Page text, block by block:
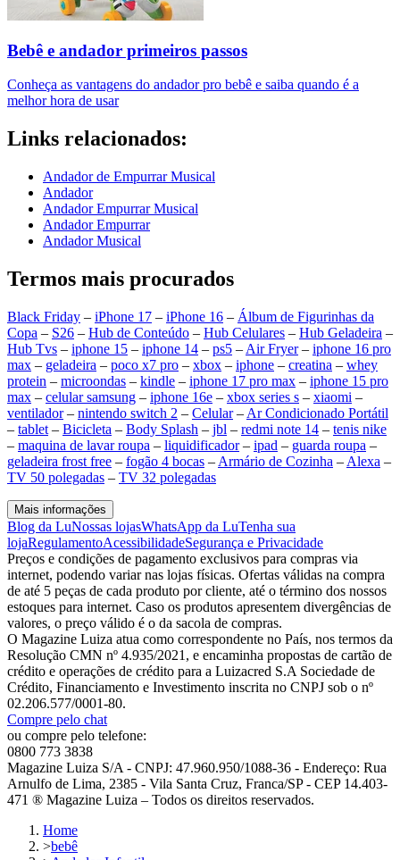
Bebê e andador primeiros passos
Conheça as vantagens do andador pro bebê e saiba quando é a
melhor hora de usar
Links relacionados:
Andador de Empurrar Musical
Andador
Andador Empurrar Musical
Andador Empurrar
Andador Musical
Termos mais procurados
Black Friday – iPhone 17 – iPhone 16 – Álbum de Figurinhas da
Copa – S26 – Hub de Conteúdo – Hub Celulares – Hub Geladeira –
Hub Tvs – iphone 15 – iphone 14 – ps5 – Air Fryer– iphone 16 pro
max – geladeira – poco x7 pro – xbox – iphone – creatina – whey
protein – microondas – kindle – iphone 17 pro max – iphone 15 pro
max – celular samsung – iphone 16e – xbox series s – xiaomi –
ventilador– nintendo switch 2 – Celular– Ar Condicionado Portátil
– tablet – Bicicleta – Body Splash – jbl – redmi note 14 – tenis nike
– maquina de lavar roupa – liquidificador– ipad – guarda roupa –
geladeira frost free – fogão 4 bocas – Armário de Cozinha – Alexa –
TV 50 polegadas – TV 32 polegadas
Mais informações
Blog da LuNossas lojasWhatsApp da LuTenha sua
lojaRegulamentoAcessibilidadeSegurança e Privacidade
Preços e condições de pagamento exclusivos para compras via
internet, podendo variar nas lojas físicas. Ofertas válidas na compra
de até 5 peças de cada produto por cliente, até o término dos nossos
estoques para internet. Caso os produtos apresentem divergências de
valores, o preço válido é o da sacola de compras.
O Magazine Luiza atua como correspondente no País, nos termos da
Resolução CMN nº 4.935/2021, e encaminha propostas de cartão de
crédito e operações de crédito para a Luizacred S.A Sociedade de
Crédito, Financiamento e Investimento inscrita no CNPJ sob o nº
02.206.577/0001-80.
Compre pelo chat
ou compre pelo telefone:
0800 773 3838
Magazine Luiza S/A - CNPJ: 47.960.950/1088-36 - Endereço: Rua
Arnulfo de Lima, 2385 - Vila Santa Cruz, Franca/SP - CEP 14.403-
471 ® Magazine Luiza – Todos os direitos reservados.
Home
>bebê